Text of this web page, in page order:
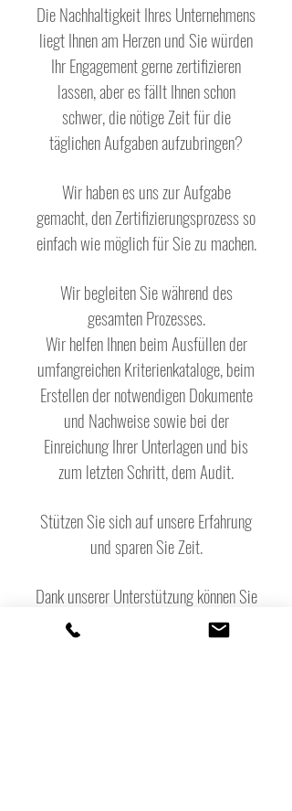
Die Nachhaltigkeit Ihres Unternehmens
liegt Ihnen am Herzen und Sie würden
Ihr Engagement gerne zertifizieren
lassen, aber es fällt Ihnen schon
schwer, die nötige Zeit für die
täglichen Aufgaben aufzubringen?
Wir haben es uns zur Aufgabe
gemacht, den Zertifizierungsprozess so
einfach wie möglich für Sie zu machen.
Wir begleiten Sie während des
gesamten Prozesses.
Wir helfen Ihnen beim Ausfüllen der
umfangreichen Kriterienkataloge, beim
Erstellen der notwendigen Dokumente
und Nachweise sowie bei der
Einreichung Ihrer Unterlagen und bis
zum letzten Schritt, dem Audit.
Stützen Sie sich auf unsere Erfahrung
und sparen Sie Zeit.
Dank unserer Unterstützung können Sie
sich ungehindert auf die Führung Ihres
Unternehmens konzentrieren, während